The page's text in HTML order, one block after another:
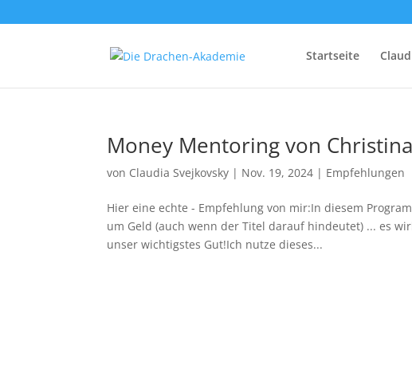
Startseite
Money Mentoring von
von Claudia Svejkovsky | Nov. 19, 2024 | Empfehlungen
Hier eine echte - Empfehlung von mir:In diesem
um Geld (auch wenn der Titel darauf hindeutet) ... es
unser wichtigstes Gut!Ich nutze dieses...